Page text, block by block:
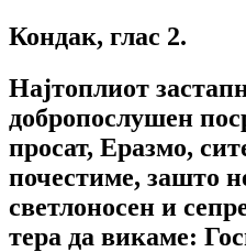
Кондак, глас 2.
Најтоплиот
добропослушен
просат, Еразмо,
почестиме, зашто
светлоносен и
тера да викаме: